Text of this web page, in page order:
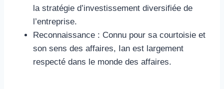
la stratégie d’investissement diversifiée de
l’entreprise.
Reconnaissance : Connu pour sa courtoisie et
son sens des affaires, Ian est largement
respecté dans le monde des affaires.